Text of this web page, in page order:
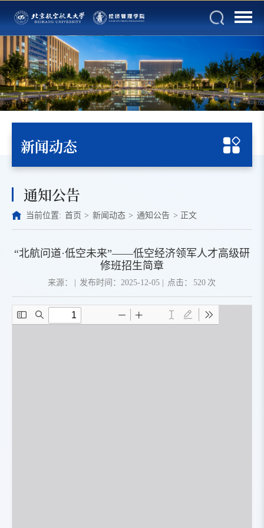
新闻动态
通知公告
当前位置: 首页 > 新闻动态 > 通知公告 > 正文
“北航问道·低空未来”——低空经济领军人才高级研
修班招生简章
来源： 发布时间：2025-12-05 点击： 520 次